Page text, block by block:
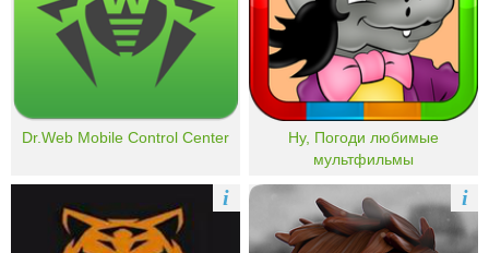
Dr.Web Mobile Control Center
Ну, Погоди любимые
мультфильмы
i i